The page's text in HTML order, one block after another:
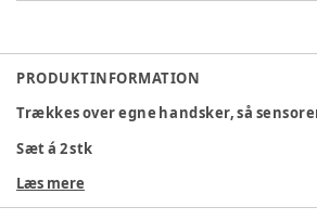
PRODUKTINFORMATION
Trækkes over egne handsker, så
Sæt á 2 stk
Varenummer:
Læs mere